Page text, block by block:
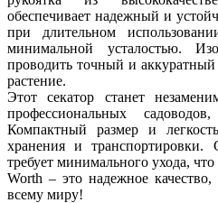
обеспечивает надежный и
при длительном
минимальной усталостью.
проводить точный и
растение.
Этот секатор станет
профессиональных
Компактный размер и
хранения и транспортировки.
требует минимального ухода,
Worth – это надежное
всему миру!